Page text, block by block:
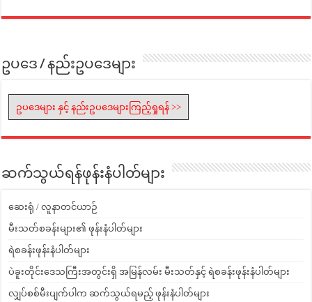
ဥပဒေ / နည်းဥပဒေများ
ဥပဒေများ နှင့် နည်းဥပဒေများကြည့်ရှုရန် >>
ဆက်သွယ်ရန်ဖုန်းနံပါတ်များ
ဆေးရုံ / လူနာတင်ယာဉ်
မီးသတ်စခန်းများ၏ ဖုန်းနံပါတ်များ
ရဲစခန်းဖုန်းနံပါတ်များ
ပဲခူးတိုင်းဒေသကြီးအတွင်းရှိ အမြန်လမ်း မီးသတ်နှင့် ရဲစခန်းဖုန်းနံပါတ်များ
လျှပ်စစ်မီးပျက်ပါက ဆက်သွယ်ရမည့် ဖုန်းနံပါတ်များ